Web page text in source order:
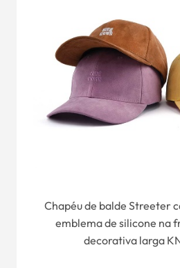
Chapéu de balde Streeter
emblema de silicone na
decorativa larga